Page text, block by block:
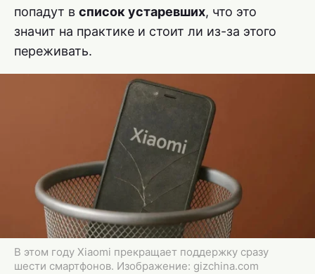
попадут в список устаревших, что это
значит на практике и стоит ли из-за этого
переживать.
В этом году Xiaomi прекращает поддержку сразу
шести смартфонов. Изображение: gizchina.com